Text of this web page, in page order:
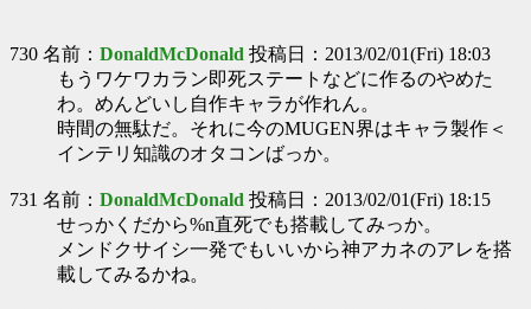
730 名前： DonaldMcDonald 投稿日：2013/02/01(Fri) 18:03
もうワケワカラン即死ステートなどに作るのやめた
わ。めんどいし自作キャラが作れん。
時間の無駄だ。それに今のMUGEN界はキャラ製作＜
インテリ知識のオタコンばっか。
731 名前： DonaldMcDonald 投稿日：2013/02/01(Fri) 18:15
せっかくだから%n直死でも搭載してみっか。
メンドクサイシ一発でもいいから神アカネのアレを搭
載してみるかね。